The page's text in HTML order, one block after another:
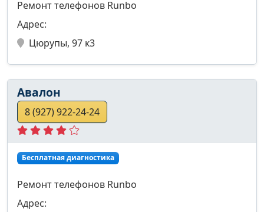
Ремонт телефонов Runbo
Адрес:
Цюрупы, 97 к3
Авалон
8 (927) 922-24-24
Бесплатная диагностика
Ремонт телефонов Runbo
Адрес: